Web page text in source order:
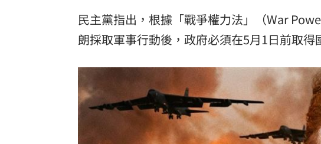
百味人生演員合體 頑皮世界父親節嗨翻 17:08
台灣彩券開獎直播中 20:31
LIVE三立+24小時直播 15:27
三立iNEWS新聞台線上直播 18:00
商場戰國來臨 台中「頂奢大道」逐漸成形 12:00
民主黨指出，根據「戰爭權力法」（War
朗採取軍事行動後，政府必須在5月1日前取得